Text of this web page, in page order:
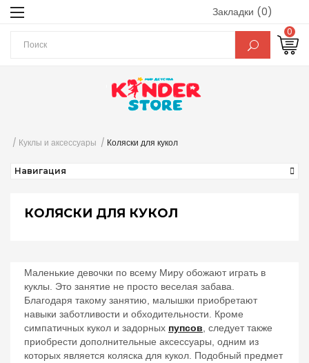
Закладки (0)
0
Куклы и аксессуары Коляски для кукол
Навигация
КОЛЯСКИ ДЛЯ КУКОЛ
Маленькие девочки по всему Миру обожают играть в
куклы. Это занятие не просто веселая забава.
Благодаря такому занятию, малышки приобретают
навыки заботливости и обходительности. Кроме
симпатичных кукол и задорных пупсов , следует также
приобрести дополнительные аксессуары, одним из
которых является коляска для кукол. Подобный предмет